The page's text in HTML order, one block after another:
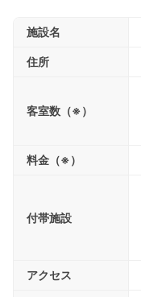
施設名
住所
客室数（※）
料金（※）
付帯施設
アクセス